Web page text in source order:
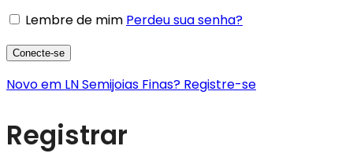
Lembre de mim Perdeu sua senha?
Conecte-se
Novo em LN Semijoias Finas? Registre-se
Registrar